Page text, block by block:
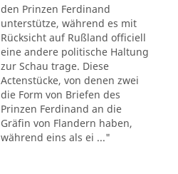
den Prinzen Ferdinand
unterstütze, während es mit
Rücksicht auf Rußland officiell
eine andere politische Haltung
zur Schau trage. Diese
Actenstücke, von denen zwei
die Form von Briefen des
Prinzen Ferdinand an die
Gräfin von Flandern haben,
während eins als ei ..."